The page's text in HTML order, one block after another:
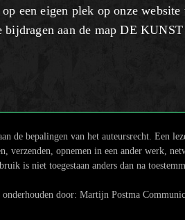
een eigen plek op onze website
bijdragen aan de map DE
bepalingen van het auteursrecht. Een
verzenden, opnemen in een ander werk,
is niet toegestaan anders dan na
door: Martijn Postma